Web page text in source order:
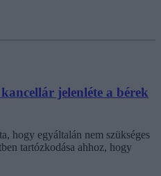
jelenléte a bérek
hogy egyáltalán nem szükséges
tartózkodása ahhoz, hogy